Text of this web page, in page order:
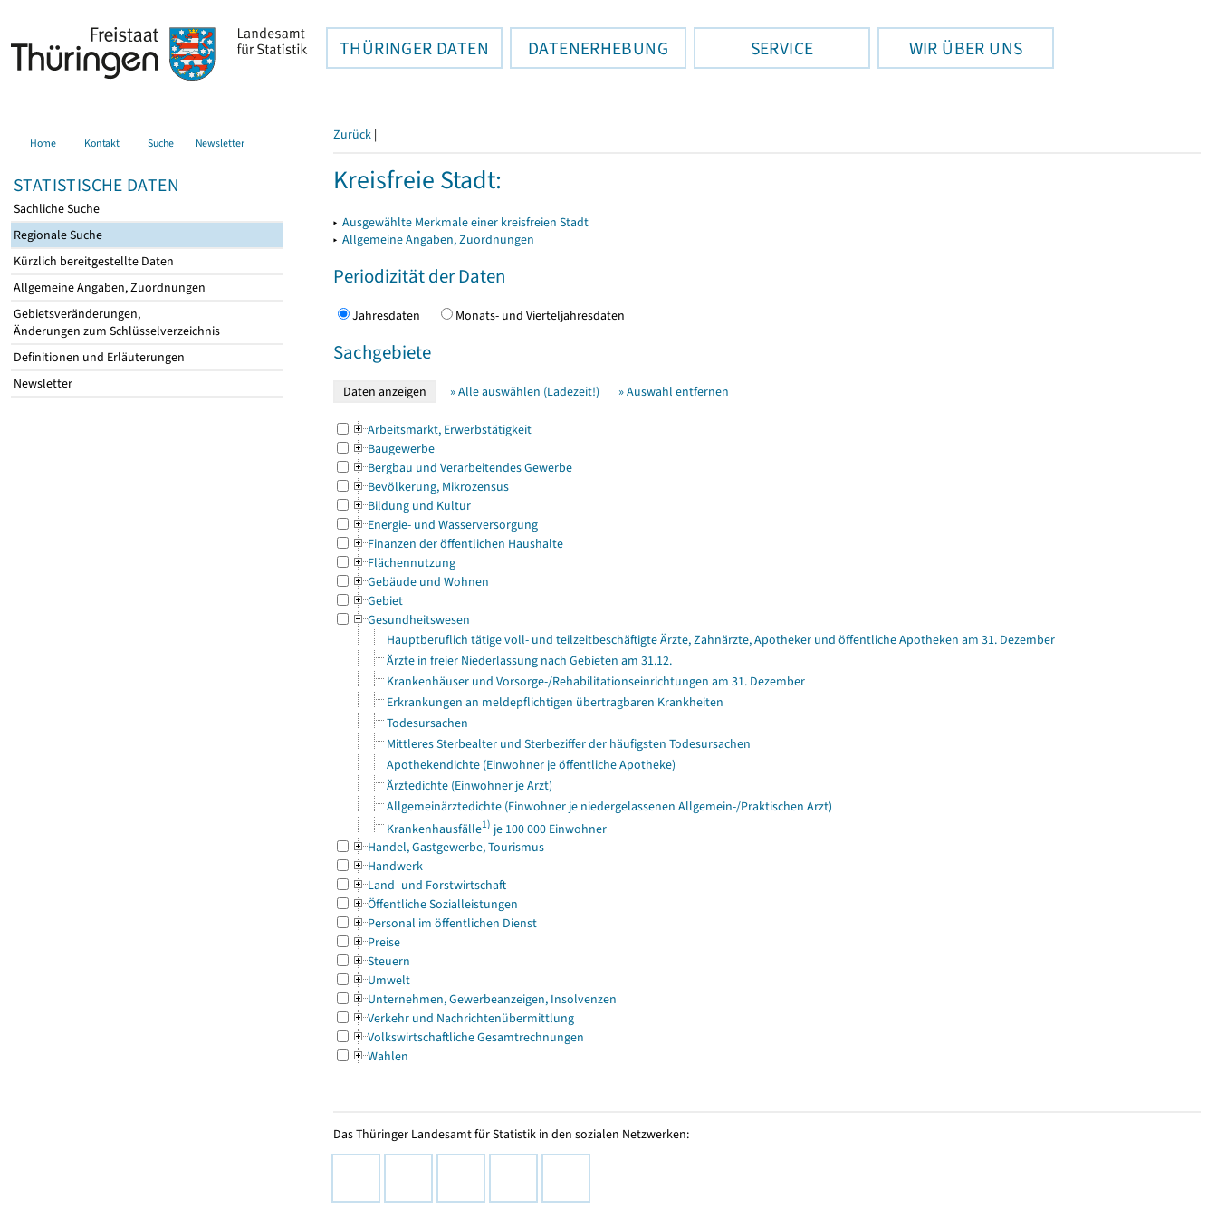
THÜRINGER DATEN DATENERHEBUNG SERVICE WIR ÜBER UNS
Home Kontakt Suche Newsletter
STATISTISCHE DATEN
Sachliche Suche
Regionale Suche
Kürzlich bereitgestellte Daten
Allgemeine Angaben, Zuordnungen
Gebietsveränderungen,
Änderungen zum Schlüsselverzeichnis
Definitionen und Erläuterungen
Newsletter
Zurück |
Kreisfreie Stadt:
▸ Ausgewählte Merkmale einer kreisfreien Stadt
▸ Allgemeine Angaben, Zuordnungen
Periodizität der Daten
Jahresdaten Monats- und Vierteljahresdaten
Sachgebiete
» Alle auswählen (Ladezeit!) » Auswahl entfernen
Arbeitsmarkt, Erwerbstätigkeit
Baugewerbe
Bergbau und Verarbeitendes Gewerbe
Bevölkerung, Mikrozensus
Bildung und Kultur
Energie- und Wasserversorgung
Finanzen der öffentlichen Haushalte
Flächennutzung
Gebäude und Wohnen
Gebiet
Gesundheitswesen
Hauptberuflich tätige voll- und teilzeitbeschäftigte Ärzte, Zahnärzte, Apotheker und öffentliche Apotheken am 31. Dezember
Ärzte in freier Niederlassung nach Gebieten am 31.12.
Krankenhäuser und Vorsorge-/Rehabilitationseinrichtungen am 31. Dezember
Erkrankungen an meldepflichtigen übertragbaren Krankheiten
Todesursachen
Mittleres Sterbealter und Sterbeziffer der häufigsten Todesursachen
Apothekendichte (Einwohner je öffentliche Apotheke)
Ärztedichte (Einwohner je Arzt)
Allgemeinärztedichte (Einwohner je niedergelassenen Allgemein-/Praktischen Arzt)
Krankenhausfälle1) je 100 000 Einwohner
Handel, Gastgewerbe, Tourismus
Handwerk
Land- und Forstwirtschaft
Öffentliche Sozialleistungen
Personal im öffentlichen Dienst
Preise
Steuern
Umwelt
Unternehmen, Gewerbeanzeigen, Insolvenzen
Verkehr und Nachrichtenübermittlung
Volkswirtschaftliche Gesamtrechnungen
Wahlen
Das Thüringer Landesamt für Statistik in den sozialen Netzwerken: